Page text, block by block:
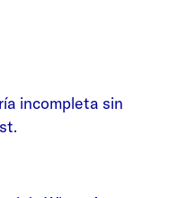
incompleta sin